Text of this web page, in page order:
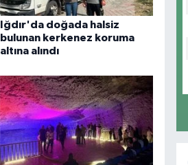
Iğdır'da doğada halsiz
bulunan kerkenez koruma
altına alındı